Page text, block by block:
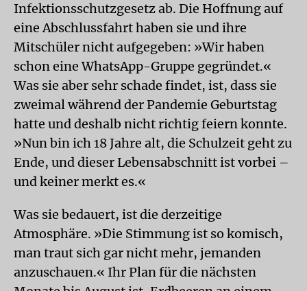
Infektionsschutzgesetz ab. Die Hoffnung auf
eine Abschlussfahrt haben sie und ihre
Mitschüler nicht aufgegeben: »Wir haben
schon eine WhatsApp-Gruppe gegründet.«
Was sie aber sehr schade findet, ist, dass sie
zweimal während der Pandemie Geburtstag
hatte und deshalb nicht richtig feiern konnte.
»Nun bin ich 18 Jahre alt, die Schulzeit geht zu
Ende, und dieser Lebensabschnitt ist vorbei –
und keiner merkt es.«
Was sie bedauert, ist die derzeitige
Atmosphäre. »Die Stimmung ist so komisch,
man traut sich gar nicht mehr, jemanden
anzuschauen.« Ihr Plan für die nächsten